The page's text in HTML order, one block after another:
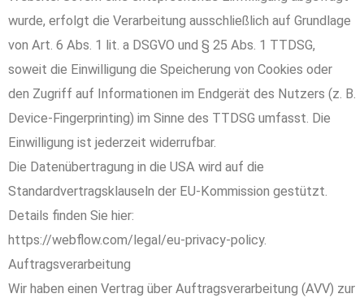
wurde, erfolgt die Verarbeitung ausschließlich auf Grundlage
von Art. 6 Abs. 1 lit. a DSGVO und § 25 Abs. 1 TTDSG,
soweit die Einwilligung die Speicherung von Cookies oder
den Zugriff auf Informationen im Endgerät des Nutzers (z. B.
Device-Fingerprinting) im Sinne des TTDSG umfasst. Die
Einwilligung ist jederzeit widerrufbar.
Die Datenübertragung in die USA wird auf die
Standardvertragsklauseln der EU-Kommission gestützt.
Details finden Sie hier:
https://webflow.com/legal/eu-privacy-policy.
Auftragsverarbeitung
Wir haben einen Vertrag über Auftragsverarbeitung (AVV) zur